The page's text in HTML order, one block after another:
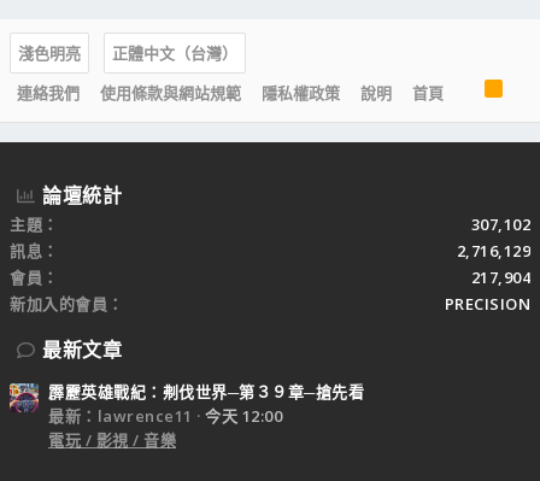
淺色明亮
正體中文（台灣）
連絡我們
使用條款與網站規範 隱私權政策 說明 首頁
R
S
S
論壇統計
主題
307,102
訊息
2,716,129
會員
217,904
新加入的會員
PRECISION
最新文章
霹靂英雄戰紀：刜伐世界─第３９章─搶先看
最新：lawrence11
今天 12:00
電玩 / 影視 / 音樂